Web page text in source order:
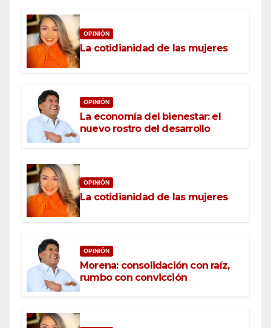
OPINIÓN
La cotidianidad de las mujeres
OPINIÓN
La economía del bienestar: el
nuevo rostro del desarrollo
OPINIÓN
La cotidianidad de las mujeres
OPINIÓN
Morena: consolidación con raíz,
rumbo con convicción